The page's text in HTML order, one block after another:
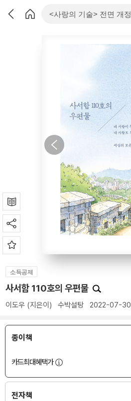
소득공제
사서함 110호의 우편물
이도우 (지은이) 수박설탕 2022-07-30
종이책
카드최대혜택가
전자책